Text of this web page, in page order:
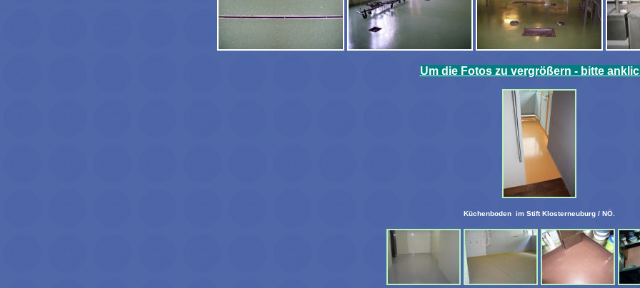
Um die Fotos zu vergrößern - bitte
Küchenboden im Stift Klosterneuburg / NÖ.